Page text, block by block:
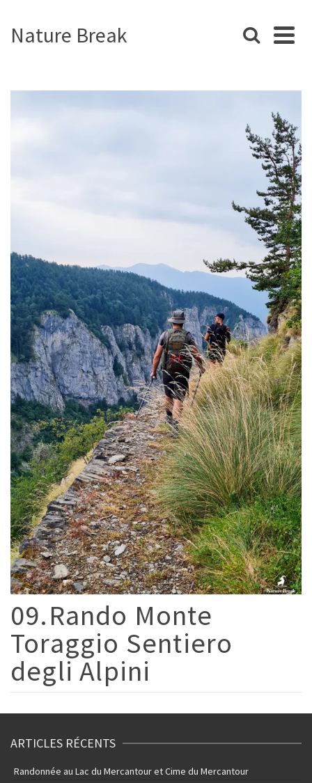
Nature Break
09.Rando Monte
Toraggio Sentiero
degli Alpini
ARTICLES RÉCENTS
Randonnée au Lac du Mercantour et Cime du Mercantour